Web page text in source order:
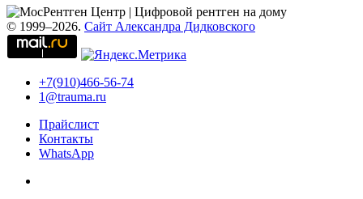
© 1999–2026. Сайт Александра Дидковского
+7(910)466-56-74
1@trauma.ru
Прайслист
Контакты
WhatsApp